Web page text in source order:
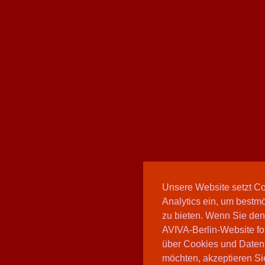
Unsere Website setzt
Analytics ein, um
zu bieten. Wenn Sie
AVIVA-Berlin-Website
über Cookies und
möchten, akzeptieren